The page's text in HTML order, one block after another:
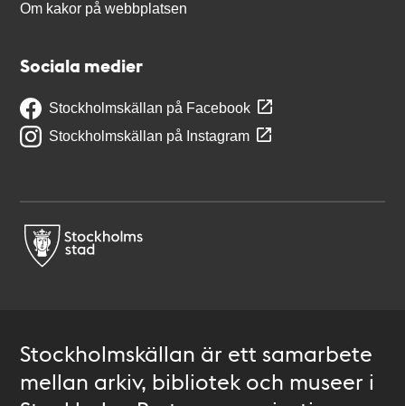
Om kakor på webbplatsen
Sociala medier
Stockholmskällan på Facebook
Stockholmskällan på Instagram
Stockholmskällan är ett samarbete
mellan arkiv, bibliotek och museer i